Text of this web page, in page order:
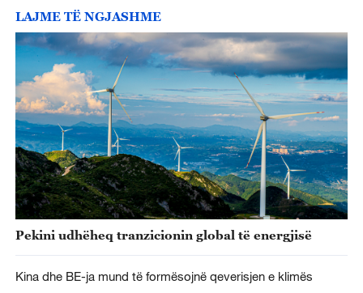
LAJME TË NGJASHME
Pekini udhëheq tranzicionin global të energjisë
Kina dhe BE-ja mund të formësojnë qeverisjen e klimës